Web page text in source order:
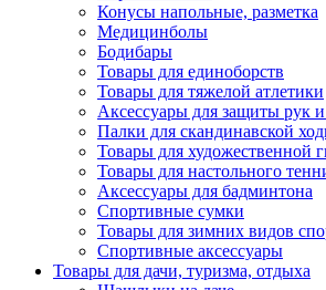
Конусы напольные, разметка
Медицинболы
Бодибары
Товары для единоборств
Товары для тяжелой атлетики
Аксессуары для защиты рук
Палки для скандинавской
Товары для художественной
Товары для настольного
Аксессуары для бадминтона
Спортивные сумки
Товары для зимних видов
Спортивные аксессуары
Товары для дачи, туризма, отдыха